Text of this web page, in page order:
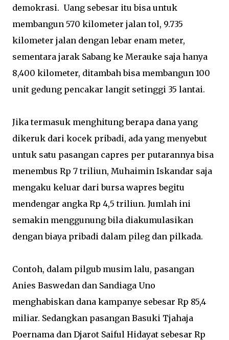
demokrasi. Uang sebesar itu bisa untuk
membangun 570 kilometer jalan tol, 9.735
kilometer jalan dengan lebar enam meter,
sementara jarak Sabang ke Merauke saja hanya
8,400 kilometer, ditambah bisa membangun 100
unit gedung pencakar langit setinggi 35 lantai.
Jika termasuk menghitung berapa dana yang
dikeruk dari kocek pribadi, ada yang menyebut
untuk satu pasangan capres per putarannya bisa
menembus Rp 7 triliun, Muhaimin Iskandar saja
mengaku keluar dari bursa wapres begitu
mendengar angka Rp 4,5 triliun. Jumlah ini
semakin menggunung bila diakumulasikan
dengan biaya pribadi dalam pileg dan pilkada.
Contoh, dalam pilgub musim lalu, pasangan
Anies Baswedan dan Sandiaga Uno
menghabiskan dana kampanye sebesar Rp 85,4
miliar. Sedangkan pasangan Basuki Tjahaja
Poernama dan Djarot Saiful Hidayat sebesar Rp